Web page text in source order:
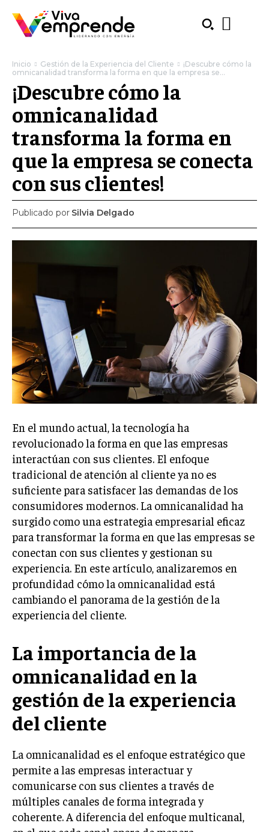
SUBSCRIBE
We have a curated list of the most noteworthy news from all
across the globe. With any subscription plan, you get access
exclusive articlesthat let you stay ahead of the curve.
Your Profile
NEWS LIFESTYLE PUBLIC OPINION
LIFESTYLE
MARKETING
ESTRATEGIAS DE MARKETING
AGENCIAS DE MARKETING
AGENCIAS DE POSICIONAMIENTO WEB SEO
VENTA DE ENLACES
MARKETING DIGITAL
PUBLICIDAD
VENTAS Y PERSUASIÓN
COMUNICACIÓN CORPORATIVA
GESTIÓN DE MARCA
INVESTIGACIÓN DE MERCADO
Inicio Gestión de la Experiencia del Cliente
¡Descubre cómo la
omnicanalidad transforma la forma en que la empresa se...
¡Descubre cómo la
omnicanalidad
transforma la forma en
que la empresa se conecta
con sus clientes!
Publicado por Silvia Delgado
En el mundo actual, la tecnología ha
revolucionado la forma en que las empresas
interactúan con sus clientes. El enfoque
tradicional de atención al cliente ya no es
suficiente para satisfacer las demandas de los
consumidores modernos. La omnicanalidad ha
surgido como una estrategia empresarial eficaz
para transformar la forma en que las empresas se
conectan con sus clientes y gestionan su
experiencia. En este artículo, analizaremos en
profundidad cómo la omnicanalidad está
cambiando el panorama de la gestión de la
experiencia del cliente.
La importancia de la
omnicanalidad en la
gestión de la experiencia
del cliente
La omnicanalidad es el enfoque estratégico que
permite a las empresas interactuar y
comunicarse con sus clientes a través de
múltiples canales de forma integrada y
coherente. A diferencia del enfoque multicanal,